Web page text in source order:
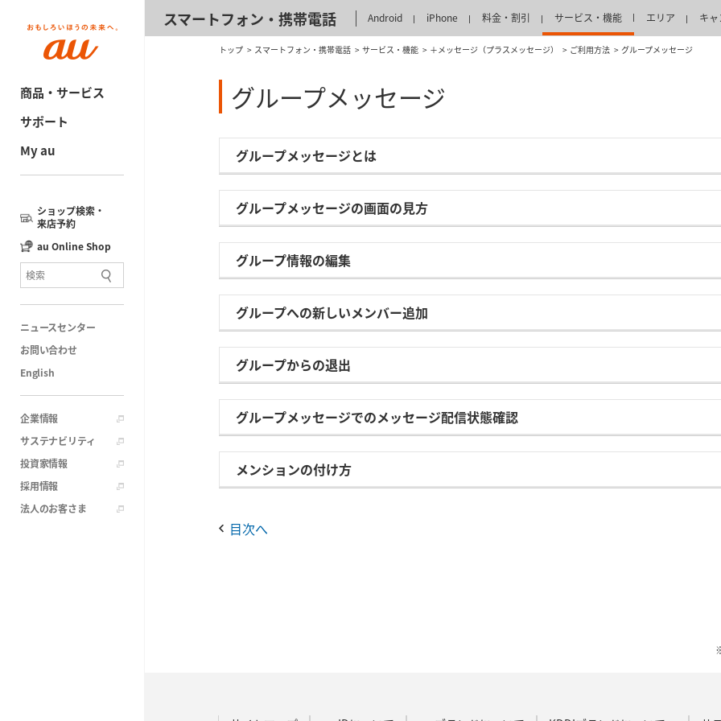
商品・サービス
サポート
My au
ショップ検索・
来店予約
au Online Shop
ニュースセンター
お問い合わせ
English
企業情報
サステナビリティ
投資家情報
採用情報
法人のお客さま
スマートフォン・携帯電話 Android iPhone 料金・割引 サービス・機能 エリア キャ
トップ スマートフォン・携帯電話 サービス・機能 ＋メッセージ（プラスメッセージ） ご利用方法 グループメッセージ
グループメッセージ
グループメッセージとは
グループメッセージの画面の見方
グループ情報の編集
グループへの新しいメンバー追加
グループからの退出
グループメッセージでのメッセージ配信状態確認
メンションの付け方
目次へ